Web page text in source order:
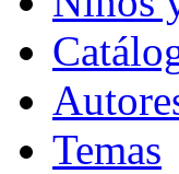
Temas